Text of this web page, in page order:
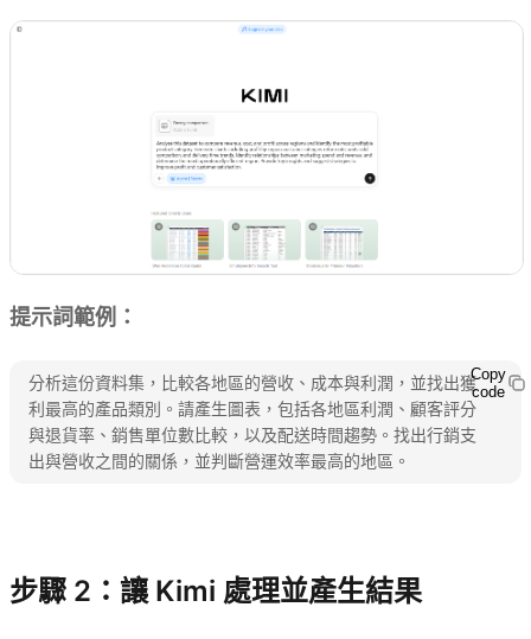
提示詞範例：
分析這份資料集，比較各地區的營收、成本與利潤，並找出獲
利最高的產品類別。請產生圖表，包括各地區利潤、顧客評分
與退貨率、銷售單位數比較，以及配送時間趨勢。找出行銷支
出與營收之間的關係，並判斷營運效率最高的地區。
Copy
code
步驟 2：讓 Kimi 處理並產生結果